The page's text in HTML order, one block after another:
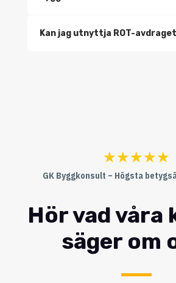
Kan jag utnyttja ROT-
☆☆☆☆☆
GK Byggkonsult – Högsta
Hör vad våra
säger om